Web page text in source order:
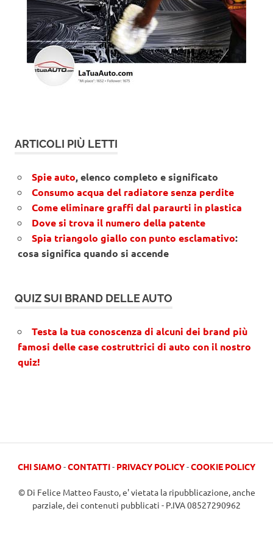
ARTICOLI PIÙ LETTI
Spie auto, elenco completo e significato
Consumo acqua del radiatore senza perdite
Come eliminare graffi dal paraurti in plastica
Dove si trova il numero della patente
Spia triangolo giallo con punto esclamativo:
cosa significa quando si accende
QUIZ SUI BRAND DELLE AUTO
Testa la tua conoscenza di alcuni dei brand più
famosi delle case costruttrici di auto con il nostro
quiz!
CHI SIAMO-CONTATTI- PRIVACY POLICY-COOKIE POLICY
© Di Felice Matteo Fausto, e' vietata la ripubblicazione, anche
parziale, dei contenuti pubblicati - P.IVA 08527290962